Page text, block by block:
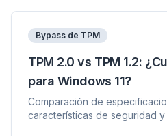
Bypass de TPM
TPM 2.0 vs TPM 1.2:
para Windows 11?
Comparación de
características de seguridad
Chrome, Edge,
una vez, optimiza todos.